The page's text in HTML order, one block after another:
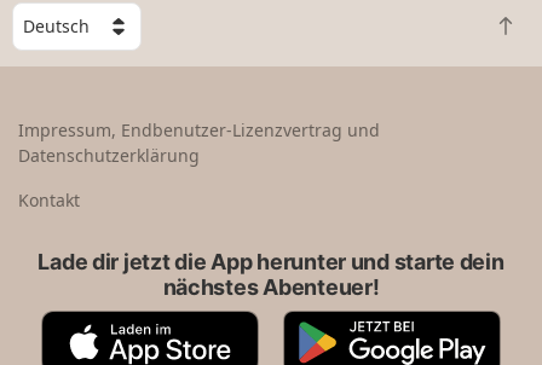
W
ä
h
e
n
Z
u
Impressum, Endbenutzer-Lizenzvertrag und
Datenschutzerklärung
Kontakt
Lade dir jetzt die App herunter und starte dein
nächstes Abenteuer!
A
G